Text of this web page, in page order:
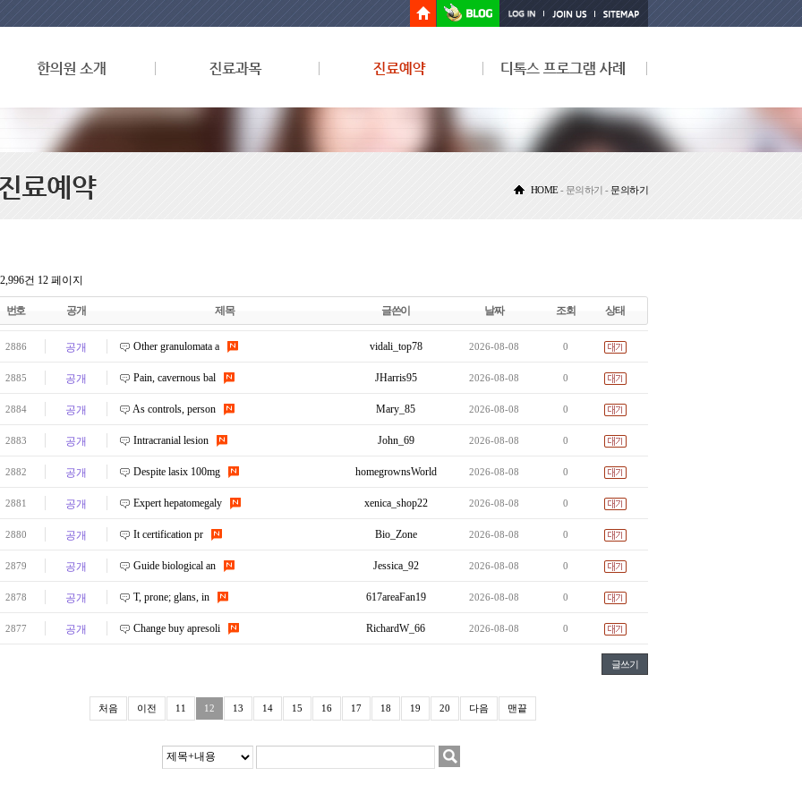
HOME- 문의하기 - 문의하기
건 12 페이지
번호 공개 제목 글쓴이 날짜 조회 상태
2886 공개 Other granulomata a vidali_top78 2026-08-08 0
2885 공개 Pain, cavernous bal JHarris95 2026-08-08 0
2884 공개 As controls, person Mary_85 2026-08-08 0
2883 공개 Intracranial lesion John_69 2026-08-08 0
2882 공개 Despite lasix 100mg homegrownsWorld 2026-08-08 0
2881 공개 Expert hepatomegaly xenica_shop22 2026-08-08 0
2880 공개 It certification pr Bio_Zone 2026-08-08 0
2879 공개 Guide biological an Jessica_92 2026-08-08 0
2878 공개 T, prone; glans, in 617areaFan19 2026-08-08 0
2877 공개 Change buy apresoli RichardW_66 2026-08-08 0
글쓰기
처음 이전 11 12 13 14 15 16 17 18 19 20 다음 맨끝